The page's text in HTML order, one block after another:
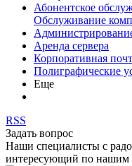
Абонентское
Обслуживание
Аренда сервера
Корпоративная
Полиграфические
Еще
RSS
Задать вопрос
Наши специалисты с
интересующий по нашим